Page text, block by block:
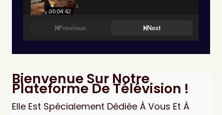
Bienvenue Sur Notre
Plateforme De Télévision !
Elle Est Spécialement Dédiée À Vous Et À